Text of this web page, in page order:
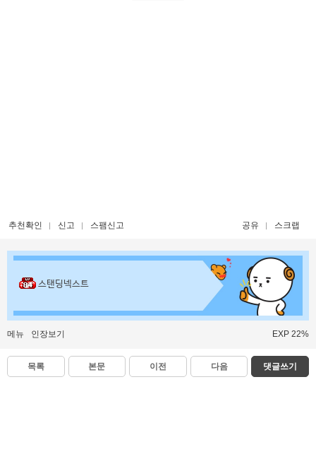
추천확인 신고 스팸신고 공유 스크랩
스탠딩넥스트
메뉴 인장보기 EXP 22%
목록 본문 이전 다음 댓글쓰기